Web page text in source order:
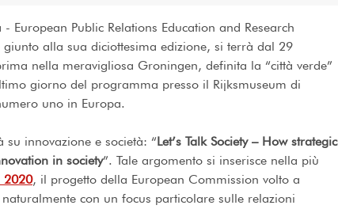
European Public Relations Education and Research
alla sua diciottesima edizione, si terrà dal 29
nella meravigliosa Groningen, definita la “città verde”
giorno del programma presso il Rijksmuseum di
uno in Europa.
su innovazione e società: “Let’s Talk Society – How strategic
in society”. Tale argomento si inserisce nella più
2020, il progetto della European Commission volto a
con un focus particolare sulle relazioni